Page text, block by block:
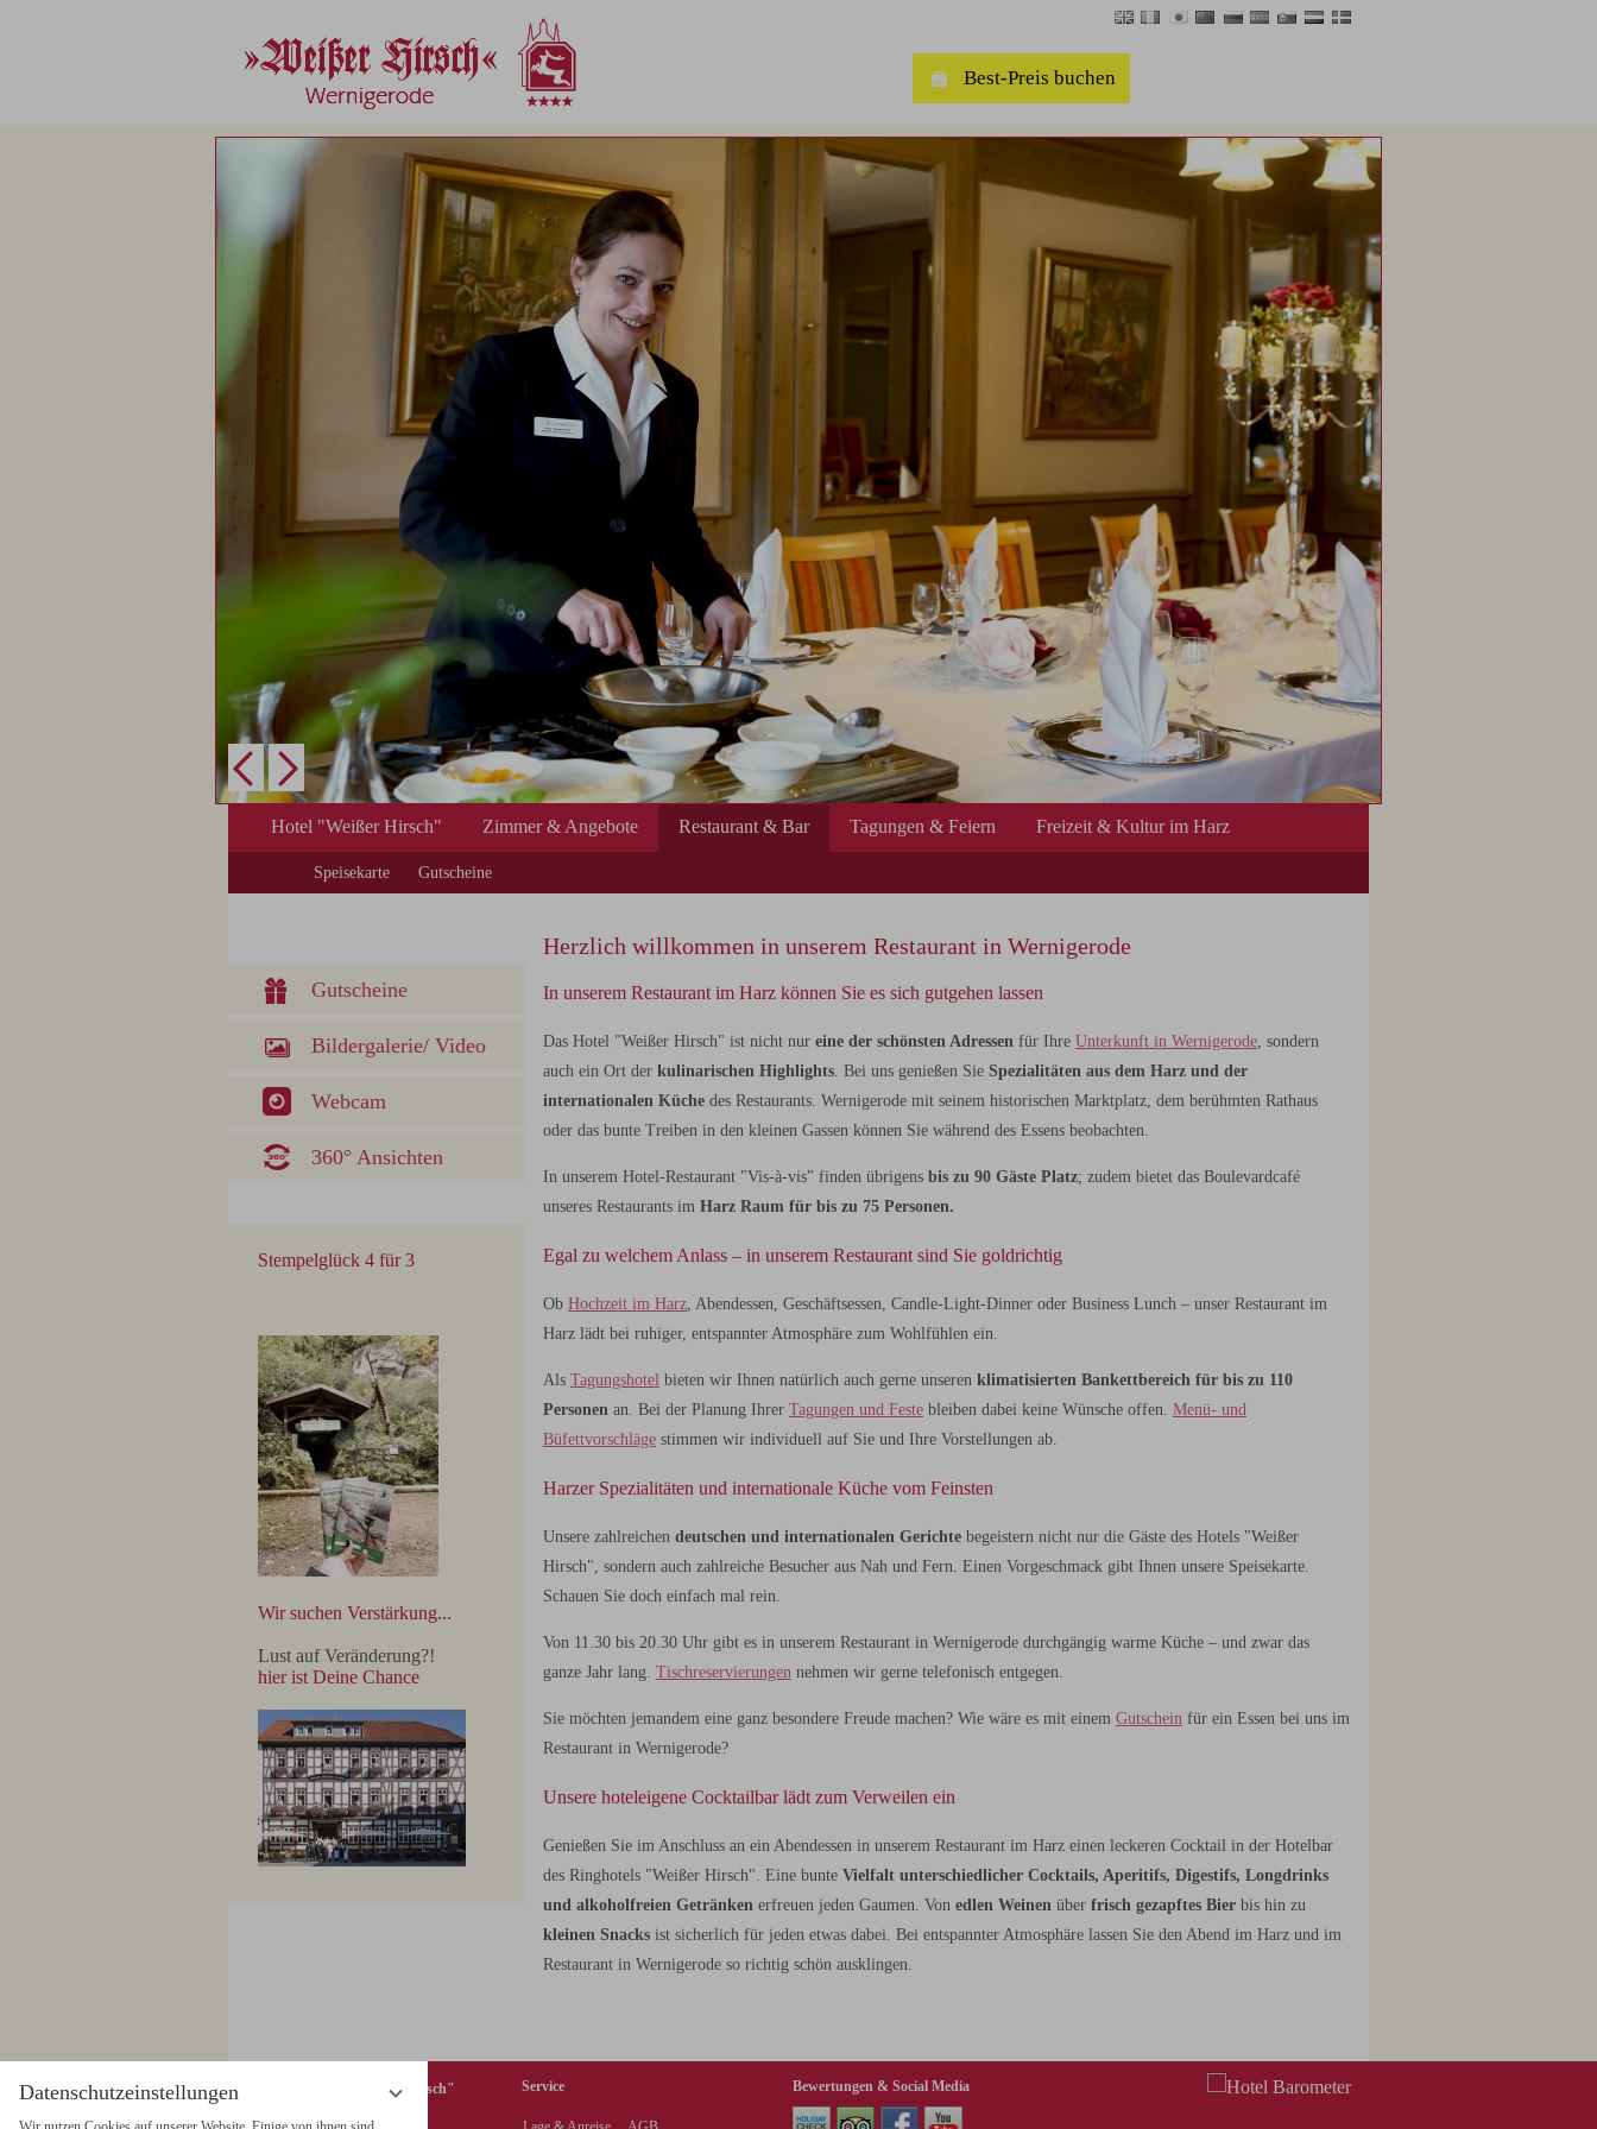
Datenschutzeinstellungen
Best-Preis buchen
Hotel "Weißer Hirsch" Zimmer & Angebote Restaurant & Bar Tagungen & Feiern Freizeit & Kultur im Harz
Speisekarte Gutscheine
Gutscheine
Bildergalerie/ Video
Webcam
360° Ansichten
Stempelglück 4 für 3
Wir suchen Verstärkung...
Lust auf Veränderung?!
hier ist Deine Chance
Herzlich willkommen in unserem Restaurant in Wernigerode
In unserem Restaurant im Harz können Sie es sich gutgehen lassen
Das Hotel "Weißer Hirsch" ist nicht nur eine der schönsten Adressen für Ihre Unterkunft in Wernigerode, sondern
auch ein Ort der kulinarischen Highlights. Bei uns genießen Sie Spezialitäten aus dem Harz und der
internationalen Küche des Restaurants. Wernigerode mit seinem historischen Marktplatz, dem berühmten Rathaus
oder das bunte Treiben in den kleinen Gassen können Sie während des Essens beobachten.
In unserem Hotel-Restaurant "Vis-à-vis" finden übrigens bis zu 90 Gäste Platz; zudem bietet das Boulevardcafé
unseres Restaurants im Harz Raum für bis zu 75 Personen.
Egal zu welchem Anlass – in unserem Restaurant sind Sie goldrichtig
Ob Hochzeit im Harz, Abendessen, Geschäftsessen, Candle-Light-Dinner oder Business Lunch – unser Restaurant im
Harz lädt bei ruhiger, entspannter Atmosphäre zum Wohlfühlen ein.
Als Tagungshotel bieten wir Ihnen natürlich auch gerne unseren klimatisierten Bankettbereich für bis zu 110
Personen an. Bei der Planung Ihrer Tagungen und Feste bleiben dabei keine Wünsche offen. Menü- und
Büfettvorschläge stimmen wir individuell auf Sie und Ihre Vorstellungen ab.
Harzer Spezialitäten und internationale Küche vom Feinsten
Unsere zahlreichen deutschen und internationalen Gerichte begeistern nicht nur die Gäste des Hotels "Weißer
Hirsch", sondern auch zahlreiche Besucher aus Nah und Fern. Einen Vorgeschmack gibt Ihnen unsere Speisekarte.
Schauen Sie doch einfach mal rein.
Von 11.30 bis 20.30 Uhr gibt es in unserem Restaurant in Wernigerode durchgängig warme Küche – und zwar das
ganze Jahr lang. Tischreservierungen nehmen wir gerne telefonisch entgegen.
Sie möchten jemandem eine ganz besondere Freude machen? Wie wäre es mit einem Gutschein für ein Essen bei uns im
Restaurant in Wernigerode?
Unsere hoteleigene Cocktailbar lädt zum Verweilen ein
Genießen Sie im Anschluss an ein Abendessen in unserem Restaurant im Harz einen leckeren Cocktail in der Hotelbar
des Ringhotels "Weißer Hirsch". Eine bunte Vielfalt unterschiedlicher Cocktails, Aperitifs, Digestifs, Longdrinks
und alkoholfreien Getränken erfreuen jeden Gaumen. Von edlen Weinen über frisch gezapftes Bier bis hin zu
kleinen Snacks ist sicherlich für jeden etwas dabei. Bei entspannter Atmosphäre lassen Sie den Abend im Harz und im
Restaurant in Wernigerode so richtig schön ausklingen.
Hotel & Restaurant "Weißer Hirsch" Service Bewertungen & Social Media